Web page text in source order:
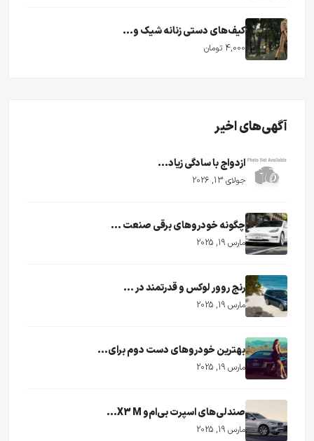
کیف‌های دستی زنانه شیک و...
4,000 تومان
آگهی‌های اخیر
ازدواج با سادگی زیاد...
جولای 13, 2026
چگونه خودروهای برقی صنعت ...
مارس 19, 2025
رنج روور لوکس و قدرتمند در ...
مارس 19, 2025
بهترین خودروهای دست دوم برای...
مارس 19, 2025
صندلی‌های اسپرت بی‌ام‌و X3 M...
مارس 19, 2025